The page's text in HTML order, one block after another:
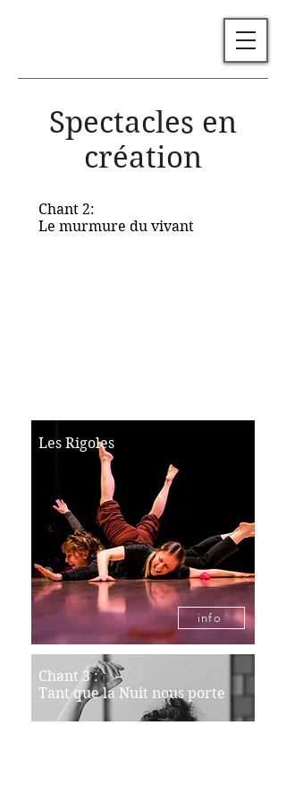
Spectacles en
création
Chant 2:
Le murmure du vivant
Les Rigoles
info
Chant 3 :
Tant que la Nuit nous porte